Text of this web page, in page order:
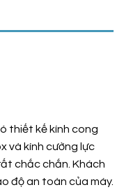
thiết kế kính cong
và kính cường lực
chắc chắn. Khách
độ an toàn của máy.